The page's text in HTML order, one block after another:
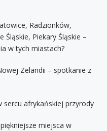
Radzionków,
Śląskie, Piekary Śląskie –
w tych miastach?
Zelandii – spotkanie z
sercu afrykańskiej przyrody
miejsca w